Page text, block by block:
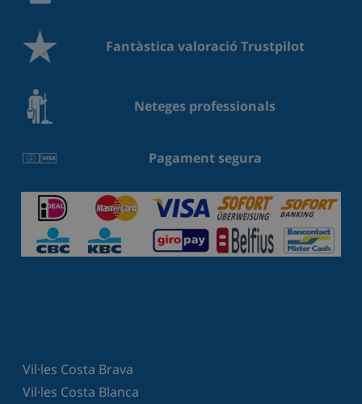
Fantàstica valoració Trustpilot
Neteges professionals
Pagament segura
Vil·les Costa Brava
Vil·les Costa Blanca